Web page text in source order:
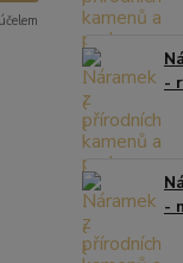
-
-